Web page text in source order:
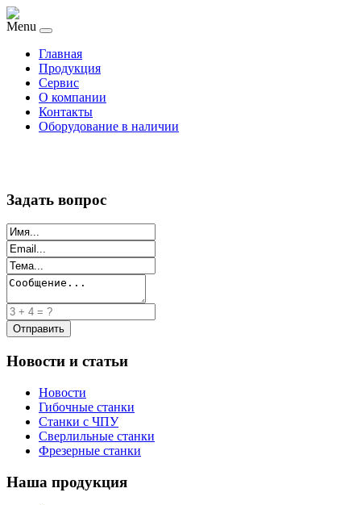
Menu
Главная
Продукция
Сервис
О компании
Контакты
Оборудование в наличии
Задать вопрос
Новости и статьи
Новости
Гибочные станки
Станки с ЧПУ
Сверлильные станки
Фрезерные станки
Наша продукция